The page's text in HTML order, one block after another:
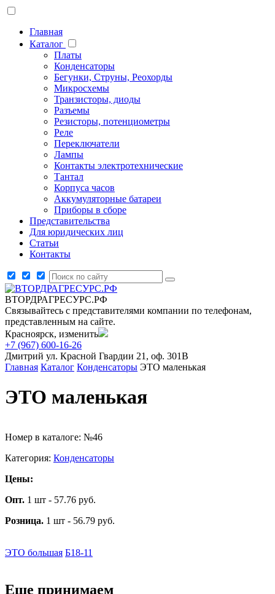
Главная
Каталог
Платы
Конденсаторы
Бегунки, Струны, Реохорды
Микросхемы
Транзисторы, диоды
Разъемы
Резисторы, потенциометры
Реле
Переключатели
Лампы
Контакты электротехнические
Тантал
Корпуса часов
Аккумуляторные батареи
Приборы в сборе
Представительства
Для юридических лиц
Статьи
Контакты
ВТОРДРАГРЕСУРС.РФ
Связывайтесь с представителями компании по телефонам,
представленным на сайте.
Красноярск, изменить
+7 (967) 600-16-26
Дмитрий ул. Красной Гвардии 21, оф. 301В
Главная Каталог Конденсаторы ЭТО маленькая
ЭТО маленькая
Номер в каталоге: №46
Категория: Конденсаторы
Цены:
Опт. 1 шт - 57.76 руб.
Розница. 1 шт - 56.79 руб.
ЭТО большая Б18-11
Еще принимаем